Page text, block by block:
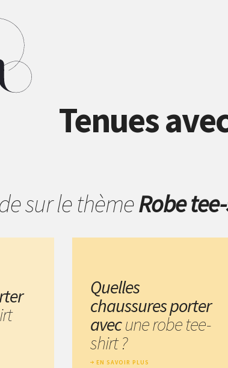
Tenues
sur le thèmeRobe
Quelles
chaussures porter
avecune robe tee-
shirt ?
EN SAVOIR PLUS